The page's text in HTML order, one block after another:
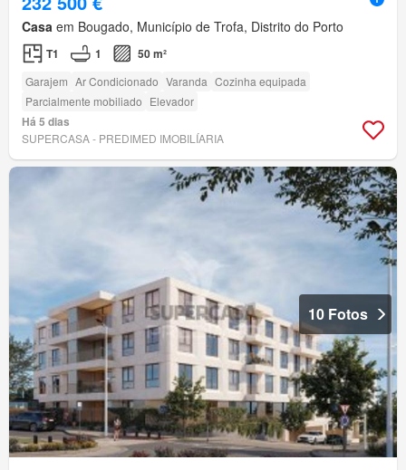
Casa em Bougado, Município de Trofa, Distrito do Porto
T1 1 50 m²
Garajem Ar Condicionado Varanda Cozinha equipada
Parcialmente mobiliado Elevador
Há 5 dias
SUPERCASA - PREDIMED IMOBILÍARIA
10 Fotos